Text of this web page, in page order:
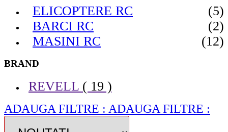
ELICOPTERE RC
(5)
BARCI RC
(2)
MASINI RC
(12)
BRAND
REVELL ( 19 )
ADAUGA FILTRE : ADAUGA FILTRE :